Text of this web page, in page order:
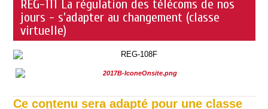
REG-111 La régulation des télécoms de nos
jours - s'adapter au changement (classe
virtuelle)
Ce contenu sera adapté pour une classe